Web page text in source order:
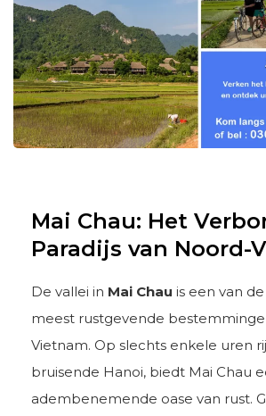
Mai Chau: Het
Paradijs van Noord-
De vallei in Mai Chau is een van
meest rustgevende
Vietnam. Op slechts enkele uren
bruisende Hanoi, biedt Mai Chau
adembenemende oase van rust.